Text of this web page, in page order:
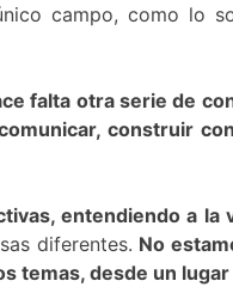
campo, como lo
falta otra serie de
construir
entendiendo a la
diferentes. No
temas, desde un